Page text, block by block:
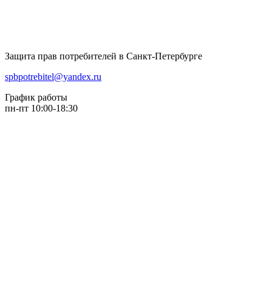
Защита прав потребителей в Санкт-Петербурге
spbpotrebitel@yandex.ru
График работы
пн-пт 10:00-18:30